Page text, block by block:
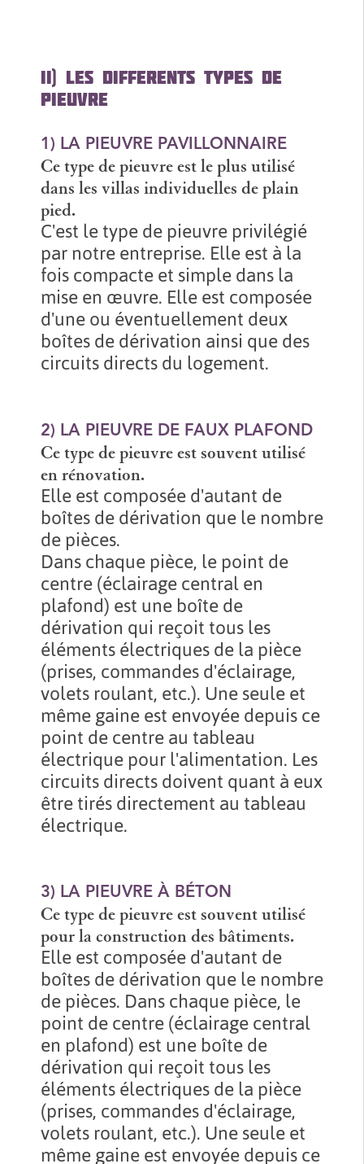
II) LES DIFFERENTS TYPES DE
PIEUVRE
1) LA PIEUVRE PAVILLONNAIRE
Ce type de pieuvre est le plus utilisé
dans les villas individuelles de plain
pied.
C'est le type de pieuvre privilégié
par notre entreprise. Elle est à la
fois compacte et simple dans la
mise en œuvre. Elle est composée
d'une ou éventuellement deux
boîtes de dérivation ainsi que des
circuits directs du logement.
2) LA PIEUVRE DE FAUX PLAFOND
Ce type de pieuvre est souvent utilisé
en rénovation.
Elle est composée d'autant de
boîtes de dérivation que le nombre
de pièces.
Dans chaque pièce, le point de
centre (éclairage central en
plafond) est une boîte de
dérivation qui reçoit tous les
éléments électriques de la pièce
(prises, commandes d'éclairage,
volets roulant, etc.). Une seule et
même gaine est envoyée depuis ce
point de centre au tableau
électrique pour l'alimentation. Les
circuits directs doivent quant à eux
être tirés directement au tableau
électrique.
3) LA PIEUVRE À BÉTON
Ce type de pieuvre est souvent utilisé
pour la construction des bâtiments.
Elle est composée d'autant de
boîtes de dérivation que le nombre
de pièces. Dans chaque pièce, le
point de centre (éclairage central
en plafond) est une boîte de
dérivation qui reçoit tous les
éléments électriques de la pièce
(prises, commandes d'éclairage,
volets roulant, etc.). Une seule et
même gaine est envoyée depuis ce